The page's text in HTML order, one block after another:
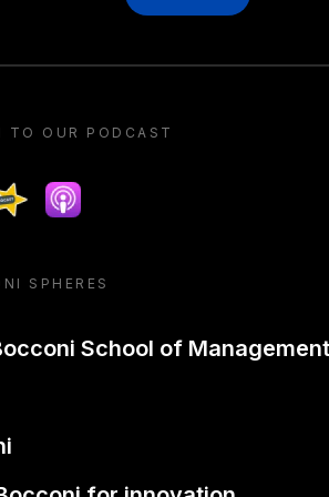
TO OUR PODCAST
Apple podcast
SPHERES
School of Management